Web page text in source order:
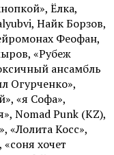
Ёлка,
Найк Борзов,
Феофан,
«Рубеж
ансамбль
Огурченко»,
«я Софа»,
Nomad Punk (KZ),
«Лолита Косс»,
хочет